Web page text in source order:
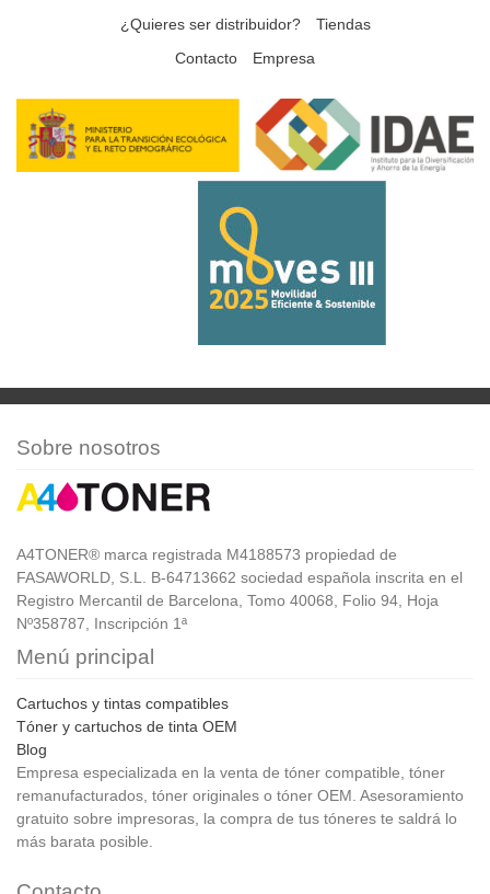
¿Quieres ser distribuidor?
Tiendas
Contacto
Empresa
Sobre nosotros
A4TONER® marca registrada M4188573 propiedad de
FASAWORLD, S.L. B-64713662 sociedad española inscrita en el
Registro Mercantil de Barcelona, Tomo 40068, Folio 94, Hoja
Nº358787, Inscripción 1ª
Menú principal
Cartuchos y tintas compatibles
Tóner y cartuchos de tinta OEM
Blog
Empresa especializada en la venta de tóner compatible, tóner
remanufacturados, tóner originales o tóner OEM. Asesoramiento
gratuito sobre impresoras, la compra de tus tóneres te saldrá lo
más barata posible.